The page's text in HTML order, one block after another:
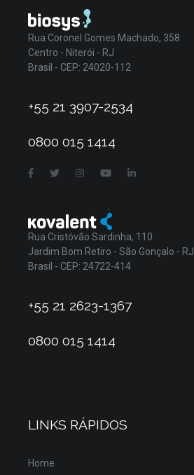
Rua Coronel Gomes Machado, 358
Centro - Niterói - RJ
Brasil - CEP: 24020-112
+55 21 3907-2534
0800 015 1414
Rua Cristóvão Sardinha, 110
Jardim Bom Retiro - São Gonçalo - RJ
Brasil - CEP: 24722-414
+55 21 2623-1367
0800 015 1414
LINKS RÁPIDOS
Home